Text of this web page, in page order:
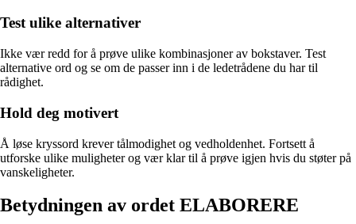
Test ulike alternativer
Ikke vær redd for å prøve ulike kombinasjoner av bokstaver. Test
alternative ord og se om de passer inn i de ledetrådene du har til
rådighet.
Hold deg motivert
Å løse kryssord krever tålmodighet og vedholdenhet. Fortsett å
utforske ulike muligheter og vær klar til å prøve igjen hvis du støter på
vanskeligheter.
Betydningen av ordet ELABORERE